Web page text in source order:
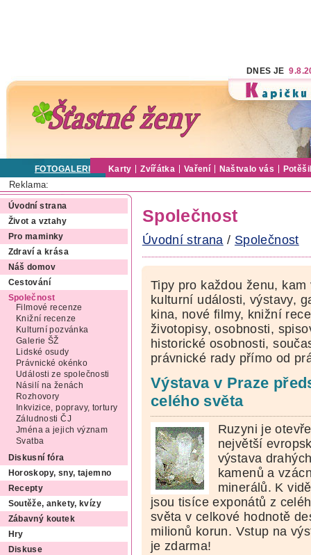
DNES JE
FOTOGALERIE Karty Zvířátka Vaření Naštvalo vás
Reklama:
Úvodní strana
Život a vztahy
Pro maminky
Zdraví a krása
Náš domov
Cestování
Společnost
Filmové recenze
Knižní recenze
Kulturní pozvánka
Galerie ŠŽ
Lidské osudy
Právnické okénko
Události ze společnosti
Násilí na ženách
Rozhovory
Inkvizice, popravy, tortury
Záludnosti ČJ
Jména a jejich význam
Svatba
Diskusní fóra
Horoskopy, sny, tajemno
Recepty
Soutěže, ankety, kvízy
Zábavný koutek
Hry
Diskuse
Společnost
Úvodní strana / Společnost
Tipy pro každou ženu,
kulturní události, výstavy,
kina, nové filmy, knižní
životopisy, osobnosti,
historické osobnosti,
právnické rady přímo od
Výstava v Praze
celého světa
Ruzyni je
největší
výstava
kamenů a
minerálů. K
jsou tisíce exponátů z
světa v celkové hodnotě
milionů korun. Vstup na
je zdarma!